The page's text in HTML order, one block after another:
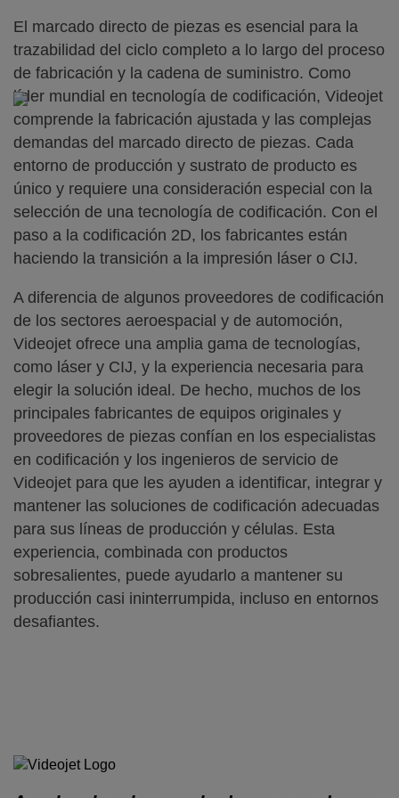
El marcado directo de piezas es esencial para la
trazabilidad del ciclo completo a lo largo del proceso
de fabricación y la cadena de suministro. Como
líder mundial en tecnología de codificación, Videojet
comprende la fabricación ajustada y las complejas
demandas del marcado directo de piezas. Cada
entorno de producción y sustrato de producto es
único y requiere una consideración especial con la
selección de una tecnología de codificación. Con el
paso a la codificación 2D, los fabricantes están
haciendo la transición a la impresión láser o CIJ.
A diferencia de algunos proveedores de codificación
de los sectores aeroespacial y de automoción,
Videojet ofrece una amplia gama de tecnologías,
como láser y CIJ, y la experiencia necesaria para
elegir la solución ideal. De hecho, muchos de los
principales fabricantes de equipos originales y
proveedores de piezas confían en los especialistas
en codificación y los ingenieros de servicio de
Videojet para que les ayuden a identificar, integrar y
mantener las soluciones de codificación adecuadas
para sus líneas de producción y células. Esta
experiencia, combinada con productos
sobresalientes, puede ayudarlo a mantener su
producción casi ininterrumpida, incluso en entornos
desafiantes.